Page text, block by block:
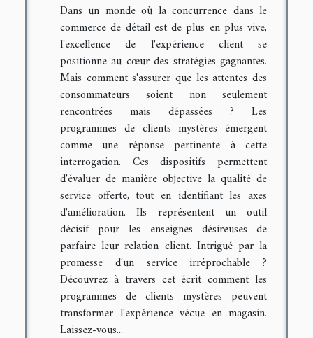
Dans un monde où la concurrence dans le
commerce de détail est de plus en plus vive,
l'excellence de l'expérience client se
positionne au cœur des stratégies gagnantes.
Mais comment s'assurer que les attentes des
consommateurs soient non seulement
rencontrées mais dépassées ? Les
programmes de clients mystères émergent
comme une réponse pertinente à cette
interrogation. Ces dispositifs permettent
d'évaluer de manière objective la qualité de
service offerte, tout en identifiant les axes
d'amélioration. Ils représentent un outil
décisif pour les enseignes désireuses de
parfaire leur relation client. Intrigué par la
promesse d'un service irréprochable ?
Découvrez à travers cet écrit comment les
programmes de clients mystères peuvent
transformer l'expérience vécue en magasin.
Laissez-vous...